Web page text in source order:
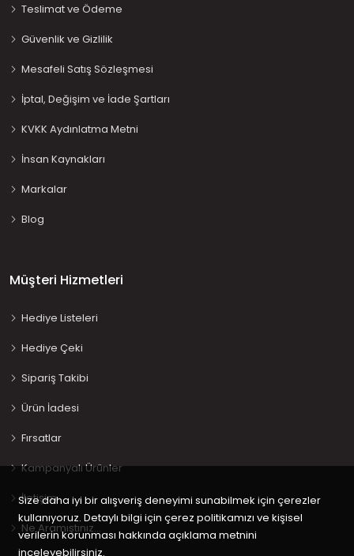
Teslimat ve Ödeme
Güvenlik ve Gizlilik
Mesafeli Satış Sözleşmesi
İptal, Değişim ve İade Şartları
KVKK Aydınlatma Metni
İnsan Kaynakları
Markalar
Blog
Müşteri Hizmetleri
Hediye Listeleri
Hediye Çeki
Sipariş Takibi
Ürün İadesi
Fırsatlar
Kampanyalı Ürünler
İletişim
Ne Aramıştınız…
Size daha iyi bir alışveriş deneyimi sunabilmek için çerezler
kullanıyoruz. Detaylı bilgi için çerez politikamızı ve kişisel
verilerin korunması hakkında açıklama metnini
inceleyebilirsiniz.